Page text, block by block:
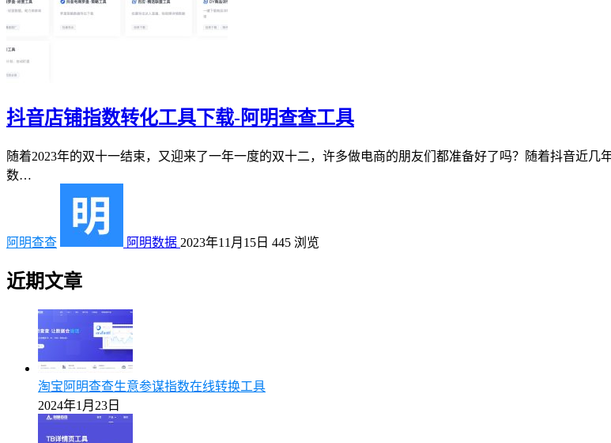
抖音店铺指数转化工具下载-阿明查查工具
随着2023年的双十一结束，又迎来了一年一度的双十二，许多做电商的朋友们都准备好了吗？随着抖音近
数…
阿明查查 阿明数据 2023年11月15日 445 浏览
近期文章
淘宝阿明查查生意参谋指数在线转换工具
2024年1月23日